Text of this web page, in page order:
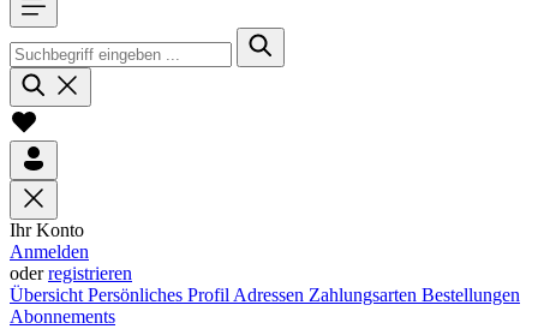
Ihr Konto
Anmelden
oderregistrieren
Übersicht Persönliches Profil Adressen Zahlungsarten Bestellungen
Abonnements